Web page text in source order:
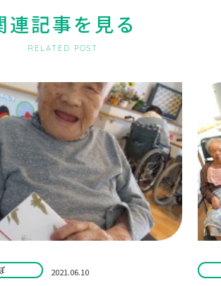
連記事を見る
RELATED POST
2021.06.10